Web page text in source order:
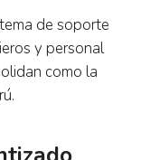
de soporte
y personal
como la